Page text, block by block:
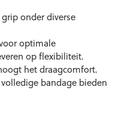
onder diverse
optimale
op flexibiliteit.
het draagcomfort.
bandage bieden